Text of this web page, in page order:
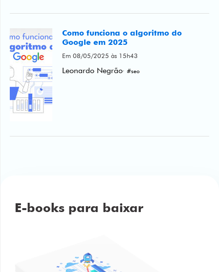
Como funciona o algoritmo do
Google em 2025
Em 08/05/2025 às 15h43
Leonardo Negrão· #seo
E-books para baixar